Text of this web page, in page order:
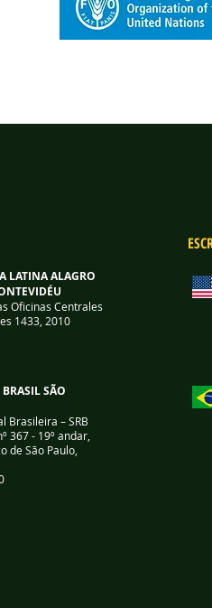
LATINA ALAGRO
Oficinas Centrales
1433, 2010
SÃO
Brasileira – SRB
367 - 19º andar,
de São Paulo,